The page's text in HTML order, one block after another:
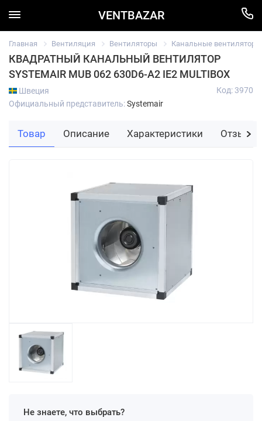
VENTBAZAR
Главная Вентиляция Вентиляторы Канальные вентиляторы
КВАДРАТНЫЙ КАНАЛЬНЫЙ ВЕНТИЛЯТОР
SYSTEMAIR MUB 062 630D6-A2 IE2 MULTIBOX
Швеция
Официальный представитель:Systemair
Код: 3970
Не знаете, что выбрать?
Товар Описание Характеристики Отзывы